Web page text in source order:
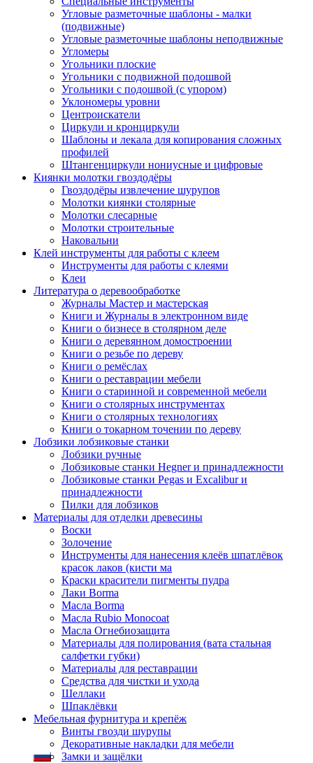
Угловые разметочные шаблоны - малки
(подвижные)
Угловые разметочные шаблоны неподвижные
Угломеры
Угольники плоские
Угольники с подвижной подошвой
Угольники с подошвой (с упором)
Уклономеры уровни
Центроискатели
Циркули и кронциркули
Шаблоны и лекала для копирования сложных
профилей
Штангенциркули нониусные и цифровые
Киянки молотки гвоздодёры
Гвоздодёры извлечение шурупов
Молотки киянки столярные
Молотки слесарные
Молотки строительные
Наковальни
Клей инструменты для работы с клеем
Инструменты для работы с клеями
Клеи
Литература о деревообработке
Журналы Мастер и мастерская
Книги и Журналы в электронном виде
Книги о бизнесе в столярном деле
Книги о деревянном домостроении
Книги о резьбе по дереву
Книги о ремёслах
Книги о реставрации мебели
Книги о старинной и современной мебели
Книги о столярных инструментах
Книги о столярных технологиях
Книги о токарном точении по дереву
Лобзики лобзиковые станки
Лобзики ручные
Лобзиковые станки Hegner и принадлежности
Лобзиковые станки Pegas и Excalibur и
принадлежности
Пилки для лобзиков
Материалы для отделки древесины
Воски
Золочение
Инструменты для нанесения клеёв шпатлёвок
красок лаков (кисти ма
Краски красители пигменты пудра
Лаки Borma
Масла Borma
Масла Rubio Monocoat
Масла Огнебиозащита
Материалы для полирования (вата стальная
салфетки губки)
Материалы для реставрации
Средства для чистки и ухода
Шеллаки
Шпаклёвки
Мебельная фурнитура и крепёж
Винты гвозди шурупы
Декоративные накладки для мебели
Замки и защёлки